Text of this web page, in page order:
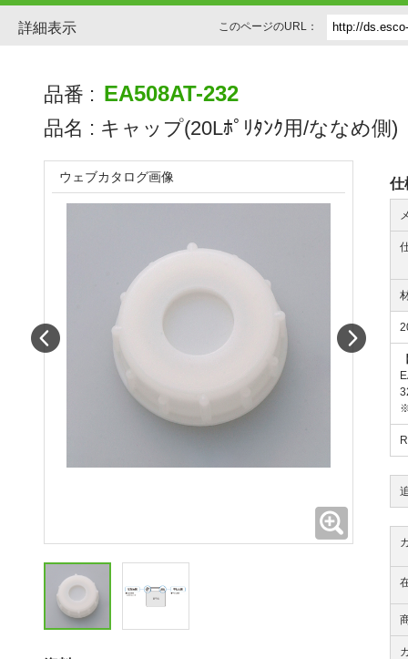
詳細表示 このページのURL：
品番 : EA508AT-232
品名 : キャップ(20Lﾎﾟﾘﾀﾝｸ用/ななめ側)
仕
ウェブカタログ画像